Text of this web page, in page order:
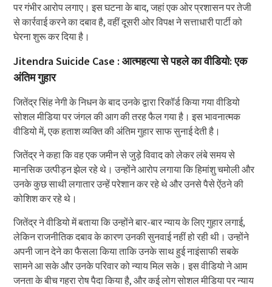
पर गंभीर आरोप लगाए। इस घटना के बाद, जहां एक ओर प्रशासन पर तेजी
से कार्रवाई करने का दबाव है, वहीं दूसरी ओर विपक्ष ने सत्ताधारी पार्टी को
घेरना शुरू कर दिया है।
Jitendra Suicide Case : आत्महत्या से पहले का वीडियो: एक
अंतिम गुहार
जितेंद्र सिंह नेगी के निधन के बाद उनके द्वारा रिकॉर्ड किया गया वीडियो
सोशल मीडिया पर जंगल की आग की तरह फैल गया है। इस भावनात्मक
वीडियो में, एक हताश व्यक्ति की अंतिम गुहार साफ सुनाई देती है।
जितेंद्र ने कहा कि वह एक जमीन से जुड़े विवाद को लेकर लंबे समय से
मानसिक उत्पीड़न झेल रहे थे। उन्होंने आरोप लगाया कि हिमांशु चमोली और
उनके कुछ साथी लगातार उन्हें परेशान कर रहे थे और उनसे पैसे ऐंठने की
कोशिश कर रहे थे।
जितेंद्र ने वीडियो में बताया कि उन्होंने बार-बार न्याय के लिए गुहार लगाई,
लेकिन राजनीतिक दबाव के कारण उनकी सुनवाई नहीं हो रही थी। उन्होंने
अपनी जान देने का फैसला किया ताकि उनके साथ हुई नाइंसाफी सबके
सामने आ सके और उनके परिवार को न्याय मिल सके। इस वीडियो ने आम
जनता के बीच गहरा रोष पैदा किया है, और कई लोग सोशल मीडिया पर न्याय